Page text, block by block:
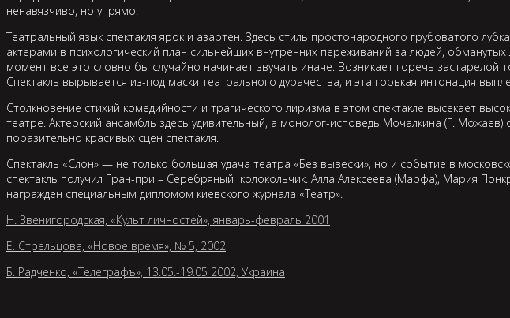
ненавязчиво, но упрямо.
Театральный язык спектакля ярок и азартен. Здесь стиль простонародного грубоватого
актерами в психологический план сильнейших внутренних переживаний за людей,
момент все это словно бы случайно начинает звучать иначе. Возникает горечь
Спектакль вырывается из-под маски театрального дурачества, и эта горькая интонация
Столкновение стихий комедийности и трагического лиризма в этом спектакле высекает
театре. Актерский ансамбль здесь удивительный, а монолог-исповедь Мочалкина (Г.
поразительно красивых сцен спектакля.
Спектакль «Слон» — не только большая удача театра «Без вывески», но и событие в
спектакль получил Гран-при – Серебряный колокольчик. Алла Алексеева (Марфа), Мария
награжден специальным дипломом киевского журнала «Театр».
Н. Звенигородская, «Культ личностей», январь-февраль 2001
Е. Стрельцова, «Новое время», № 5, 2002
Б. Радченко, «Телеграфъ», 13.05.-19.05 2002, Украина